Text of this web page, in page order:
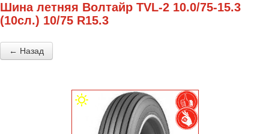
Шина летняя Волтайр TVL-2 10.0/75-15.3
(10сл.) 10/75 R15.3
← Назад